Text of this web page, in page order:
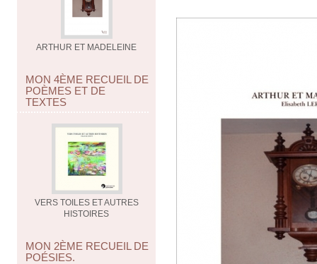
ARTHUR ET MADELEINE
MON 4ÈME RECUEIL DE
POÈMES ET DE
TEXTES
VERS TOILES ET AUTRES
HISTOIRES
MON 2ÈME RECUEIL DE
POÉSIES.